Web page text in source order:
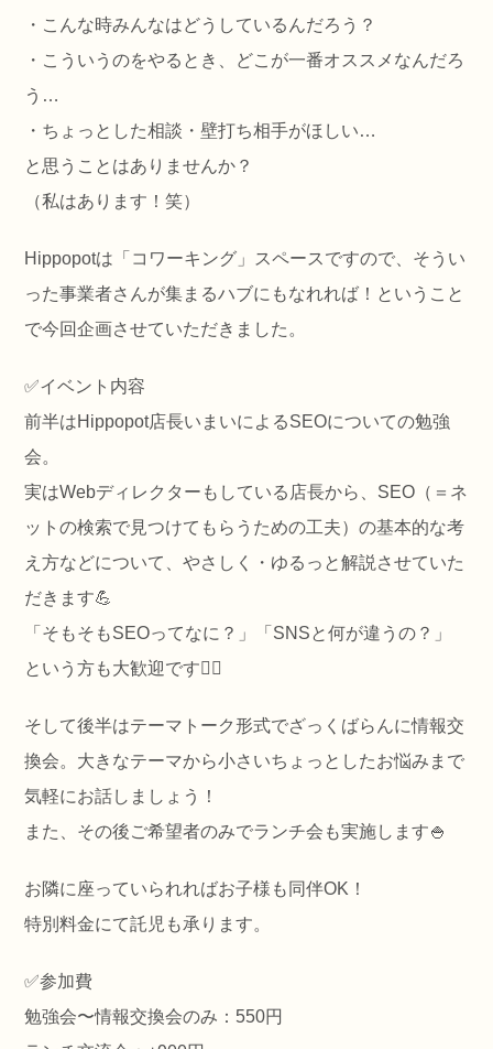
・こんな時みんなはどうしているんだろう？
・こういうのをやるとき、どこが一番オススメなんだろ
う…
・ちょっとした相談・壁打ち相手がほしい…
と思うことはありませんか？
（私はあります！笑）
Hippopotは「コワーキング」スペースですので、そうい
った事業者さんが集まるハブにもなれれば！ということ
で今回企画させていただきました。
✅️イベント内容
前半はHippopot店長いまいによるSEOについての勉強
会。
実はWebディレクターもしている店長から、SEO（＝ネ
ットの検索で見つけてもらうための工夫）の基本的な考
え方などについて、やさしく・ゆるっと解説させていた
だきます💪
「そもそもSEOってなに？」「SNSと何が違うの？」
という方も大歓迎です🙆‍♀️
そして後半はテーマトーク形式でざっくばらんに情報交
換会。大きなテーマから小さいちょっとしたお悩みまで
気軽にお話しましょう！
また、その後ご希望者のみでランチ会も実施します🍚
お隣に座っていられればお子様も同伴OK！
特別料金にて託児も承ります。
✅️参加費
勉強会〜情報交換会のみ：550円